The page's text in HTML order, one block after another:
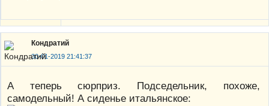
Кондратий
30-01-2019 21:41:37
А теперь сюрприз. Подседельник, похоже,
самодельный! А сиденье итальянское: